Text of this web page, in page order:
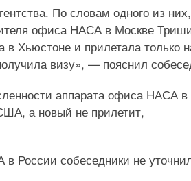
По словам одного из них,
офиса НАСА в Москве
в Хьюстоне и прилетала только
визу», — пояснил
аппарата офиса НАСА в
а новый не прилетит,
в России собеседники не